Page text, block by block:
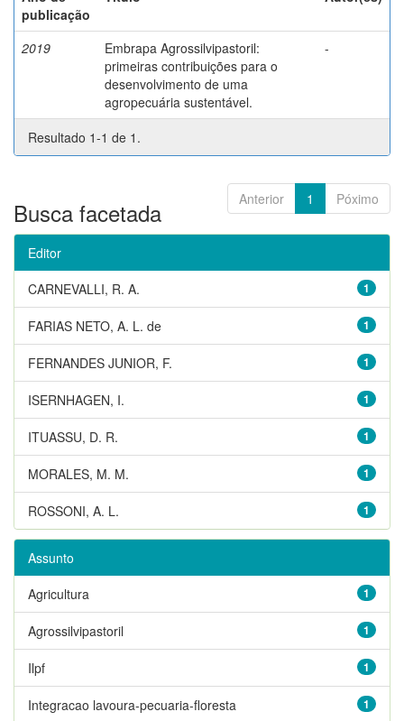
publicação
2019
Embrapa Agrossilvipastoril:
primeiras contribuições para o
desenvolvimento de uma
agropecuária sustentável.
-
Resultado 1-1 de 1.
Anterior 1 Póximo
Busca facetada
Editor
1
CARNEVALLI, R. A.
1
FARIAS NETO, A. L. de
1
FERNANDES JUNIOR, F.
1
ISERNHAGEN, I.
1
ITUASSU, D. R.
1
MORALES, M. M.
1
ROSSONI, A. L.
Assunto
1
Agricultura
1
Agrossilvipastoril
1
Ilpf
1
Integracao lavoura-pecuaria-floresta